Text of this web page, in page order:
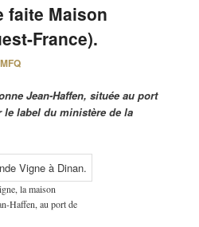
faite Maison
France).
Jean-Haffen, située au port
le label du ministère de la
la maison
Haffen, au port de